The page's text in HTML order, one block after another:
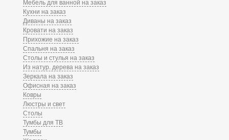
Мебель для ванной на заказ
Кухни на заказ
Диваны на заказ
Кровати на заказ
Прихожие на заказ
Спальня на заказ
Столы и стулья на заказ
Из натур. дерева на заказ
Зеркала на заказ
Офисная на заказ
Ковры
Люстры и свет
Столы
Тумбы для ТВ
Тумбы